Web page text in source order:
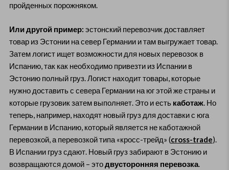
пройденных порожняком.
Или другой пример: эстонский перевозчик доставляет
товар из Эстонии на север Германии и там выгружает товар.
Затем логист ищет возможности для новых перевозок в
Испанию, так как необходимо привезти из Испании в
Эстонию полный груз. Логист находит товары, которые
нужно доставить с севера Германии на юг этой же страны и
которые грузовик затем выполняет. Это и есть каботаж. Но
теперь, например, находят новый груз для доставки с юга
Германии в Испанию, который является не каботажной
перевозкой, а перевозкой типа «кросс-трейд» (cross-trade).
В Испании груз сдают. Новый груз забирают в Эстонию и
возвращаются домой – этодвусторонняя перевозка.